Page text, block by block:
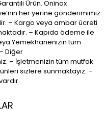
Ürün. Oninox
her yerine gönderimimiz
– Kargo veya ambar ücreti
– Kapıda ödeme ile
Yemekhanenizin tüm
Diğer
– İşletmenizin tüm mutfak
sizlere sunmaktayız. –